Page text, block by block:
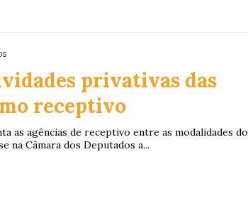
privativas das
receptivo
as agências de receptivo entre as modalidades do
na Câmara dos Deputados a...